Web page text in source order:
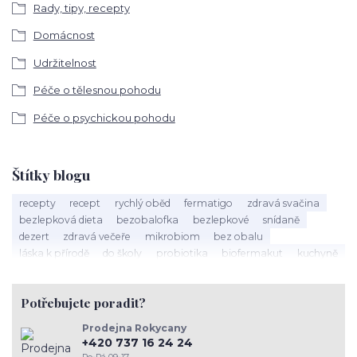
Rady, tipy, recepty
Domácnost
Udržitelnost
Péče o tělesnou pohodu
Péče o psychickou pohodu
Štítky blogu
recepty recept rychlý oběd fermatigo
zdravá svačina
bezlepková dieta
bezobalofka bezlepkové
snídaně
dezert
zdravá večeře mikrobiom
bez obalu
láska k přírodě
do školy probiotika biofermakut
kuchyně
ambasador zdrave domacnosti
toxicke latky
jedy v domacnosti
sušenky
narozeniy Bezobalofky
těstoviny
jarní jídelníček
střevo
Potřebujete poradit?
Prodejna Rokycany
+420 737 16 24 24